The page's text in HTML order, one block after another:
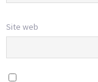
Site web